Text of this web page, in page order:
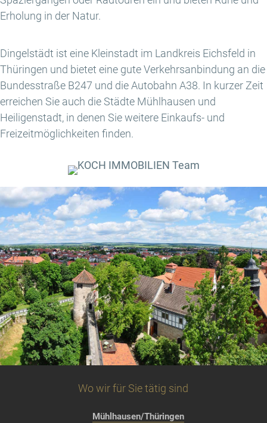
Erholung in der Natur.
Dingelstädt ist eine Kleinstadt im Landkreis Eichsfeld in
Thüringen und bietet eine gute Verkehrsanbindung an die
Bundesstraße B247 und die Autobahn A38. In kurzer Zeit
erreichen Sie auch die Städte Mühlhausen und
Heiligenstadt, in denen Sie weitere Einkaufs- und
Freizeitmöglichkeiten finden.
Wo wir für Sie tätig sind
Mühlhausen/Thüringen